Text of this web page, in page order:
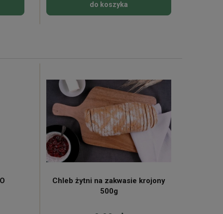
do koszyka
Chleb żytni na zakwasie krojony
500g